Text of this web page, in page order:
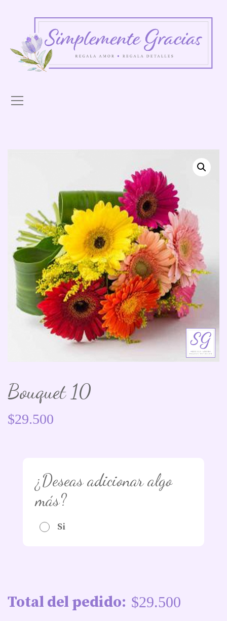
Bouquet 10
$29.500
¿Deseas adicionar algo
más?
Si
Total del pedido: $29.500